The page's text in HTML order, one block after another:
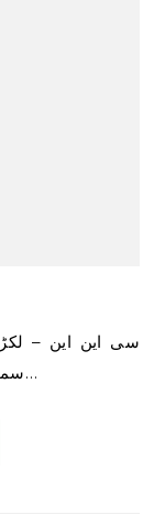
سی این این – لکڑی کی کشتی الٹنے سے بچوں اور خواتین
سمیت 63 افراد جاں بحق ہوگئے۔ تارکین وطن…